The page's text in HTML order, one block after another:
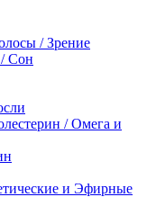
/ Зрение
Сон
/ Омега и
и Эфирные